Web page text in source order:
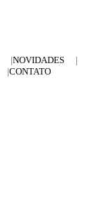
NOVIDADES
CONTATO